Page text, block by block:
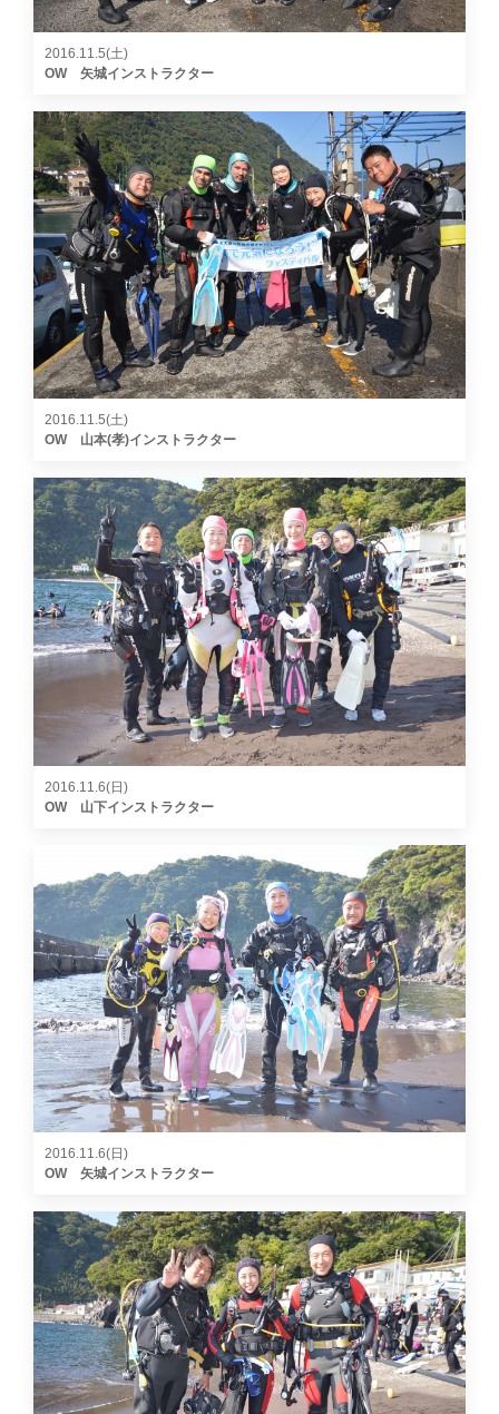
2016.11.5(土)
OW 矢城インストラクター
2016.11.5(土)
OW 山本(孝)インストラクター
2016.11.6(日)
OW 山下インストラクター
2016.11.6(日)
OW 矢城インストラクター